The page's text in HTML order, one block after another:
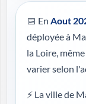
📅 En Aout
déployée à
la Loire,
varier selon
⚡ La ville de